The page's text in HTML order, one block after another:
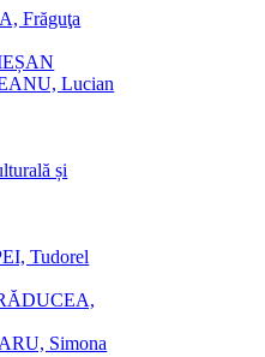
Frăguţa
Lucian
și
Tudorel
Simona